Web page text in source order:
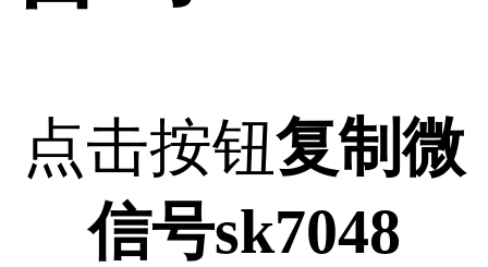
点击按钮复制微
信号sk7048